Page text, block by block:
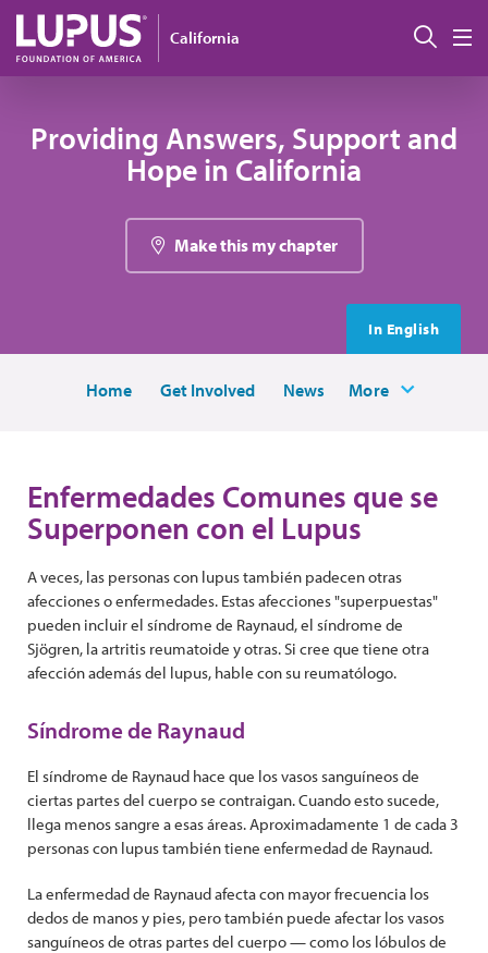
Pasar al contenido principal
California
Providing Answers, Support and
Hope in California
Make this my chapter
In English
Home Get Involved News More
Enfermedades Comunes que se
Superponen con el Lupus
A veces, las personas con lupus también padecen otras
afecciones o enfermedades. Estas afecciones "superpuestas"
pueden incluir el síndrome de Raynaud, el síndrome de
Sjögren, la artritis reumatoide y otras. Si cree que tiene otra
afección además del lupus, hable con su reumatólogo.
Síndrome de Raynaud
El síndrome de Raynaud hace que los vasos sanguíneos de
ciertas partes del cuerpo se contraigan. Cuando esto sucede,
llega menos sangre a esas áreas. Aproximadamente 1 de cada 3
personas con lupus también tiene enfermedad de Raynaud.
La enfermedad de Raynaud afecta con mayor frecuencia los
dedos de manos y pies, pero también puede afectar los vasos
sanguíneos de otras partes del cuerpo — como los lóbulos de